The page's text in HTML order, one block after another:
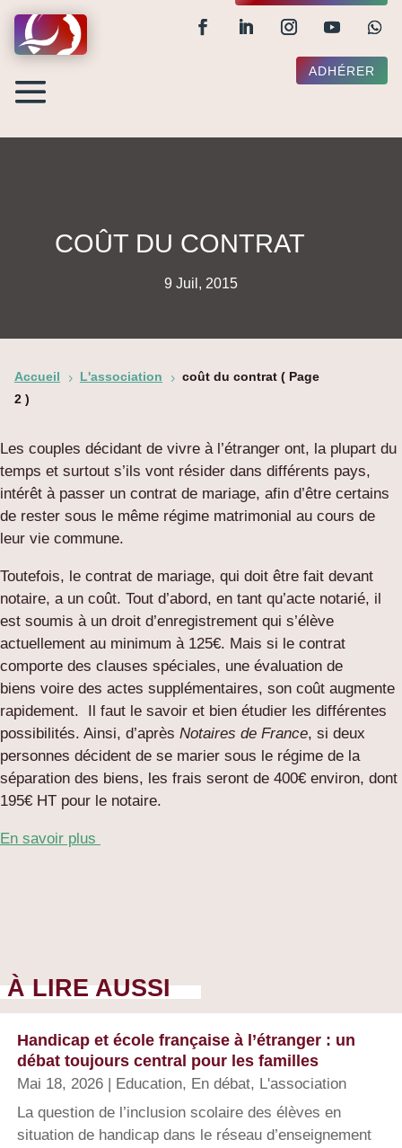
ADHÉRER
COÛT DU CONTRAT
9 Juil, 2015
Accueil 5 L'association 5 coût du contrat ( Page
2 )
Les couples décidant de vivre à l’étranger ont, la plupart du
temps et surtout s’ils vont résider dans différents pays,
intérêt à passer un contrat de mariage, afin d’être certains
de rester sous le même régime matrimonial au cours de
leur vie commune.
Toutefois, le contrat de mariage, qui doit être fait devant
notaire, a un coût. Tout d’abord, en tant qu’acte notarié, il
est soumis à un droit d’enregistrement qui s’élève
actuellement au minimum à 125€. Mais si le contrat
comporte des clauses spéciales, une évaluation de
biens voire des actes supplémentaires, son coût augmente
rapidement. Il faut le savoir et bien étudier les différentes
possibilités. Ainsi, d’après Notaires de France, si deux
personnes décident de se marier sous le régime de la
séparation des biens, les frais seront de 400€ environ, dont
195€ HT pour le notaire.
En savoir plus
À LIRE AUSSI
Handicap et école française à l’étranger : un
débat toujours central pour les familles
Mai 18, 2026 Education, En débat, L'association
La question de l’inclusion scolaire des élèves en
situation de handicap dans le réseau d’enseignement